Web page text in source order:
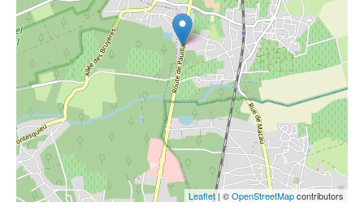
Leaflet| ©OpenStreetMapcontributors